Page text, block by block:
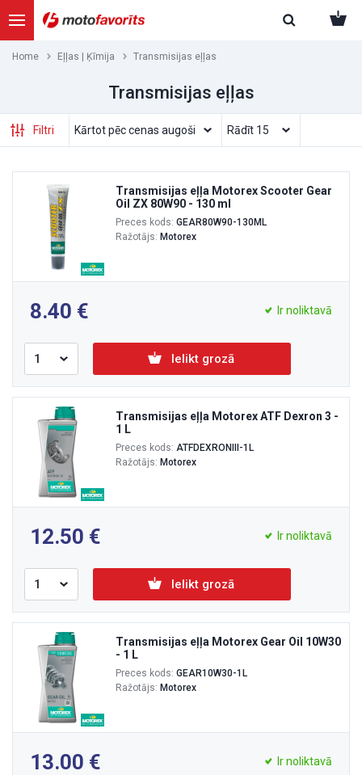
Home Eļļas | Ķīmija Transmisijas eļļas
Transmisijas eļļas
Filtri
Transmisijas eļļa Motorex Scooter Gear
Oil ZX 80W90 - 130 ml
Preces kods: GEAR80W90-130ML
Ražotājs: Motorex
8.40 Ir noliktavā
Ielikt grozā
Transmisijas eļļa Motorex ATF Dexron 3 -
1 L
Preces kods: ATFDEXRONIII-1L
Ražotājs: Motorex
12.50 Ir noliktavā
Ielikt grozā
Transmisijas eļļa Motorex Gear Oil 10W30
- 1 L
Preces kods: GEAR10W30-1L
Ražotājs: Motorex
13.00 Ir noliktavā